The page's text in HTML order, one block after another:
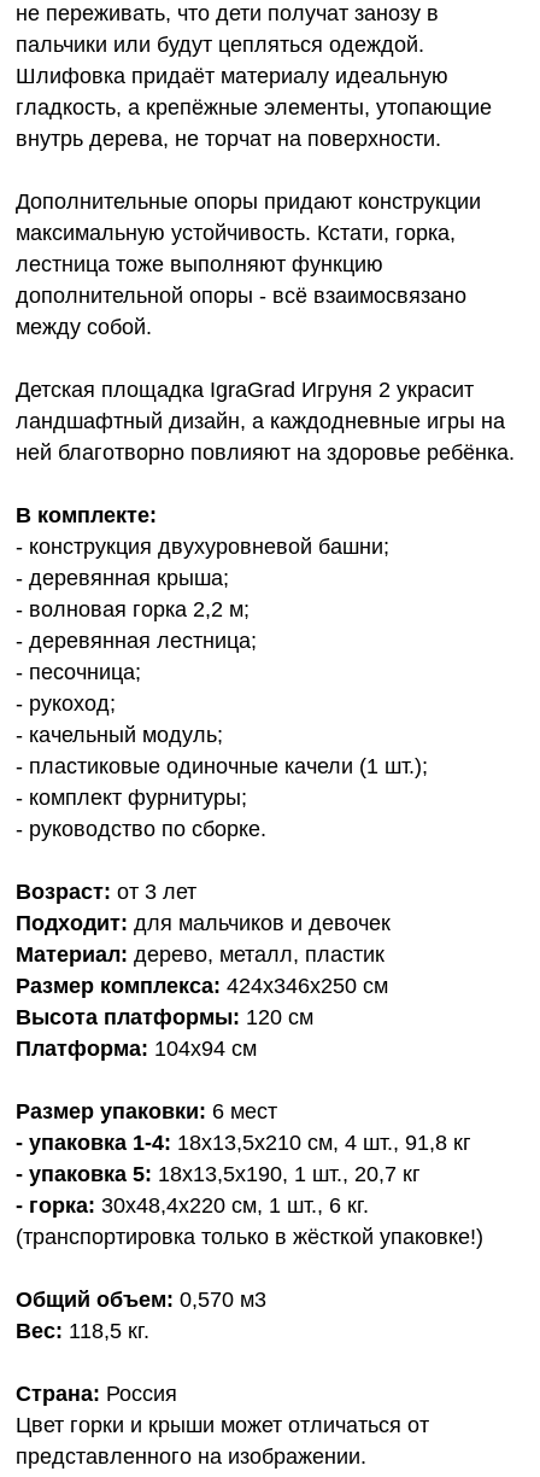
не переживать, что дети получат занозу в
пальчики или будут цепляться одеждой.
Шлифовка придаёт материалу идеальную
гладкость, а крепёжные элементы, утопающие
внутрь дерева, не торчат на поверхности.
Дополнительные опоры придают конструкции
максимальную устойчивость. Кстати, горка,
лестница тоже выполняют функцию
дополнительной опоры - всё взаимосвязано
между собой.
Детская площадка IgraGrad Игруня 2 украсит
ландшафтный дизайн, а каждодневные игры на
ней благотворно повлияют на здоровье ребёнка.
В комплекте:
- конструкция двухуровневой башни;
- деревянная крыша;
- волновая горка 2,2 м;
- деревянная лестница;
- песочница;
- рукоход;
- качельный модуль;
- пластиковые одиночные качели (1 шт.);
- комплект фурнитуры;
- руководство по сборке.
Возраст: от 3 лет
Подходит: для мальчиков и девочек
Материал: дерево, металл, пластик
Размер комплекса: 424х346х250 см
Высота платформы: 120 см
Платформа: 104x94 см
Размер упаковки: 6 мест
- упаковка 1-4: 18х13,5х210 см, 4 шт., 91,8 кг
- упаковка 5: 18х13,5х190, 1 шт., 20,7 кг
- горка: 30х48,4х220 см, 1 шт., 6 кг.
(транспортировка только в жёсткой упаковке!)
Общий объем: 0,570 м3
Вес: 118,5 кг.
Страна: Россия
Цвет горки и крыши может отличаться от
представленного на изображении.